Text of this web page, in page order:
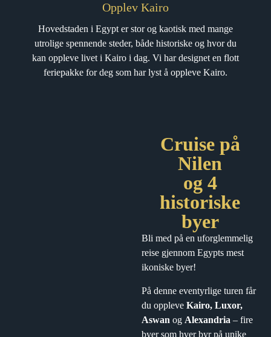
Opplev Kairo
Hovedstaden i Egypt er stor og kaotisk med mange
utrolige spennende steder, både historiske og hvor du
kan oppleve livet i Kairo i dag. Vi har designet en flott
feriepakke for deg som har lyst å oppleve Kairo.
Cruise på
Nilen
og 4
historiske
byer
Bli med på en uforglemmelig
reise gjennom Egypts mest
ikoniske byer!
På denne eventyrlige turen får
du oppleve Kairo, Luxor,
Aswan og Alexandria – fire
byer som hver byr på unike